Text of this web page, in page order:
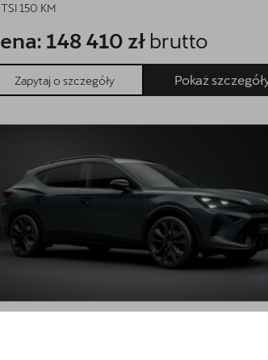
TSI 150 KM
148 410 zł brutto
Zapytaj o szczegóły Pokaż